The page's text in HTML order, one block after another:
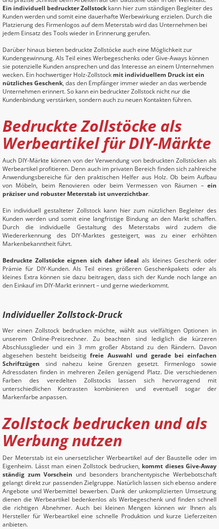
Ein individuell bedruckter Zollstockkann hier zum ständigen Begleiter des
Kunden werden und somit eine dauerhafte Werbewirkung erzielen. Durch die
Platzierung des Firmenlogos auf dem Meterstab wird das Unternehmen bei
jedem Einsatz des Tools wieder in Erinnerung gerufen.
Darüber hinaus bieten bedruckte Zollstöcke auch eine Möglichkeit zur
Kundengewinnung. Als Teil eines Werbegeschenks oder Give-Aways können
sie potenzielle Kunden ansprechen und das Interesse an einem Unternehmen
wecken. Ein hochwertiger Holz-Zollstock mit individuellem Druck ist ein
nützliches Geschenk, das den Empfänger immer wieder an das werbende
Unternehmen erinnert. So kann ein bedruckter Zollstock nicht nur die
Kundenbindung verstärken, sondern auch zu neuen Kontakten führen.
Bedruckte Zollstöcke als
Werbeartikel für DIY-Märkte
Auch DIY-Märkte können von der Verwendung von bedruckten Zollstöcken als
Werbeartikel profitieren. Denn auch im privaten Bereich finden sich zahlreiche
Anwendungsbereiche für den praktischen Helfer aus Holz. Ob beim Aufbau
von Möbeln, beim Renovieren oder beim Vermessen von Räumen – ein
präziser und robuster Meterstab ist unverzichtbar.
Ein individuell gestalteter Zollstock kann hier zum nützlichen Begleiter des
Kunden werden und somit eine langfristige Bindung an den Markt schaffen.
Durch die individuelle Gestaltung des Meterstabs wird zudem die
Wiedererkennung des DIY-Marktes gesteigert, was zu einer erhöhten
Markenbekanntheit führt.
Bedruckte Zollstöcke eignen sich daher ideal als kleines Geschenk oder
Prämie für DIY-Kunden. Als Teil eines größeren Geschenkpakets oder als
kleines Extra können sie dazu beitragen, dass sich der Kunde noch lange an
den Einkauf im DIY-Markt erinnert – und gerne wiederkommt.
Individueller Zollstock-Druck
Wer einen Zollstock bedrucken möchte, wählt aus vielfältigen Optionen in
unserem Online-Preisrechner. Zu beachten sind lediglich die kürzeren
Abschlussglieder und ein 3 mm großer Abstand zu den Rändern. Davon
abgesehen besteht beidseitigfreie Auswahl und gerade bei einfachen
Schriftzügen sind nahezu keine Grenzen gesetzt. Firmenlogo sowie
Adressdaten finden in mehreren Zeilen genügend Platz. Die verschiedenen
Farben des veredelten Zollstocks lassen sich hervorragend mit
unterschiedlichen Kontrasten kombinieren und eventuell sogar der
Markenfarbe anpassen.
Zollstock bedrucken und als
Werbung nutzen
Der Meterstab ist ein unersetzlicher Werbeartikel auf der Baustelle oder im
Eigenheim. Lässt man einen Zollstock bedrucken, kommt dieses Give-Away
ständig zum Vorschein und besonders branchentypische Werbebotschaft
gelangt direkt zur passenden Zielgruppe. Natürlich lassen sich ebenso andere
Angebote und Werbemittel bewerben. Dank der unkomplizierten Umsetzung
dienen die Werbeartikel bedenkenlos als Werbegeschenk und finden schnell
die richtigen Abnehmer. Auch bei kleinen Mengen können wir Ihnen als
Hersteller für Werbeartikel eine schnelle Produktion und kurze Lieferzeiten
anbieten.